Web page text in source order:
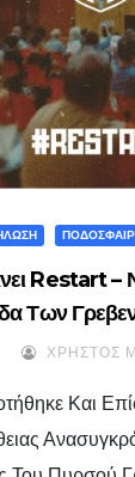
Restart –
Των
ΧΡΉΣΤΟΣ
Και